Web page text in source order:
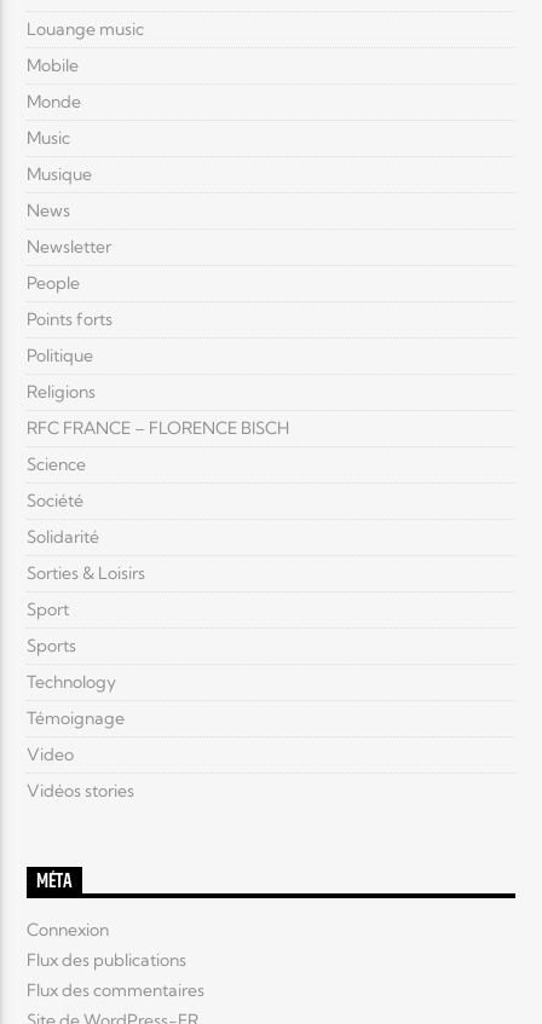
Louange music
Mobile
Monde
Music
Musique
News
Newsletter
People
Points forts
Politique
Religions
RFC FRANCE – FLORENCE BISCH
Science
Société
Solidarité
Sorties & Loisirs
Sport
Sports
Technology
Témoignage
Video
Vidéos stories
MÉTA
Connexion
Flux des publications
Flux des commentaires